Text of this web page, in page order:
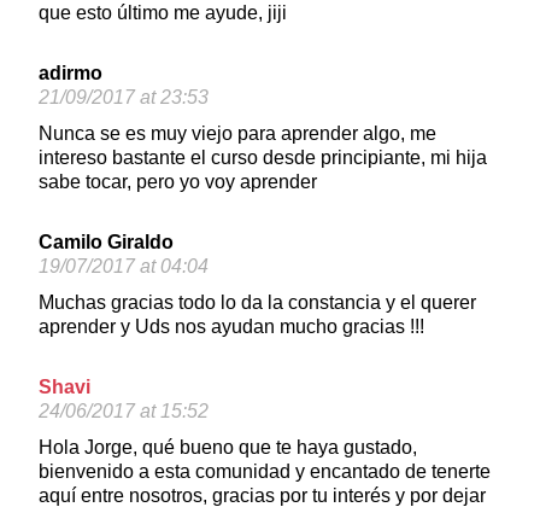
que esto último me ayude, jiji
adirmo
21/09/2017 at 23:53
Nunca se es muy viejo para aprender algo, me
intereso bastante el curso desde principiante, mi hija
sabe tocar, pero yo voy aprender
Camilo Giraldo
19/07/2017 at 04:04
Muchas gracias todo lo da la constancia y el querer
aprender y Uds nos ayudan mucho gracias !!!
Shavi
24/06/2017 at 15:52
Hola Jorge, qué bueno que te haya gustado,
bienvenido a esta comunidad y encantado de tenerte
aquí entre nosotros, gracias por tu interés y por dejar